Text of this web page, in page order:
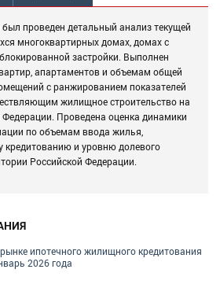
проведен детальный анализ текущей
многоквартирных домах, домах с
застройки. Выполнен
апартаментов и объемам общей
с ранжированием показателей
жилищное строительство на
Федерации. Проведена оценка динамики
по объемам ввода жилья,
и уровню долевого
Российской Федерации.
ипотечного жилищного кредитования
2026 года